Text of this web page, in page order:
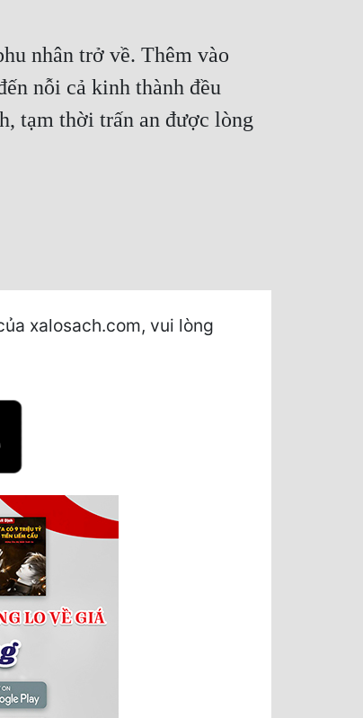
nhân trở về. Thêm vào
nỗi cả kinh thành đều
tạm thời trấn an được lòng
xalosach.com, vui lòng